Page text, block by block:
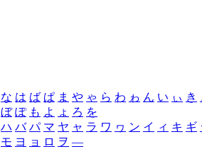
な は ば ぱ ま や ゃ ら わ ゎ ん い ぃ き
ぼ ぽ も よ ょ ろ を
ハ バ パ マ ヤ ャ ラ ワ ヮ ン イ ィ キ ギ
モ ヨ ョ ロ ヲ ―